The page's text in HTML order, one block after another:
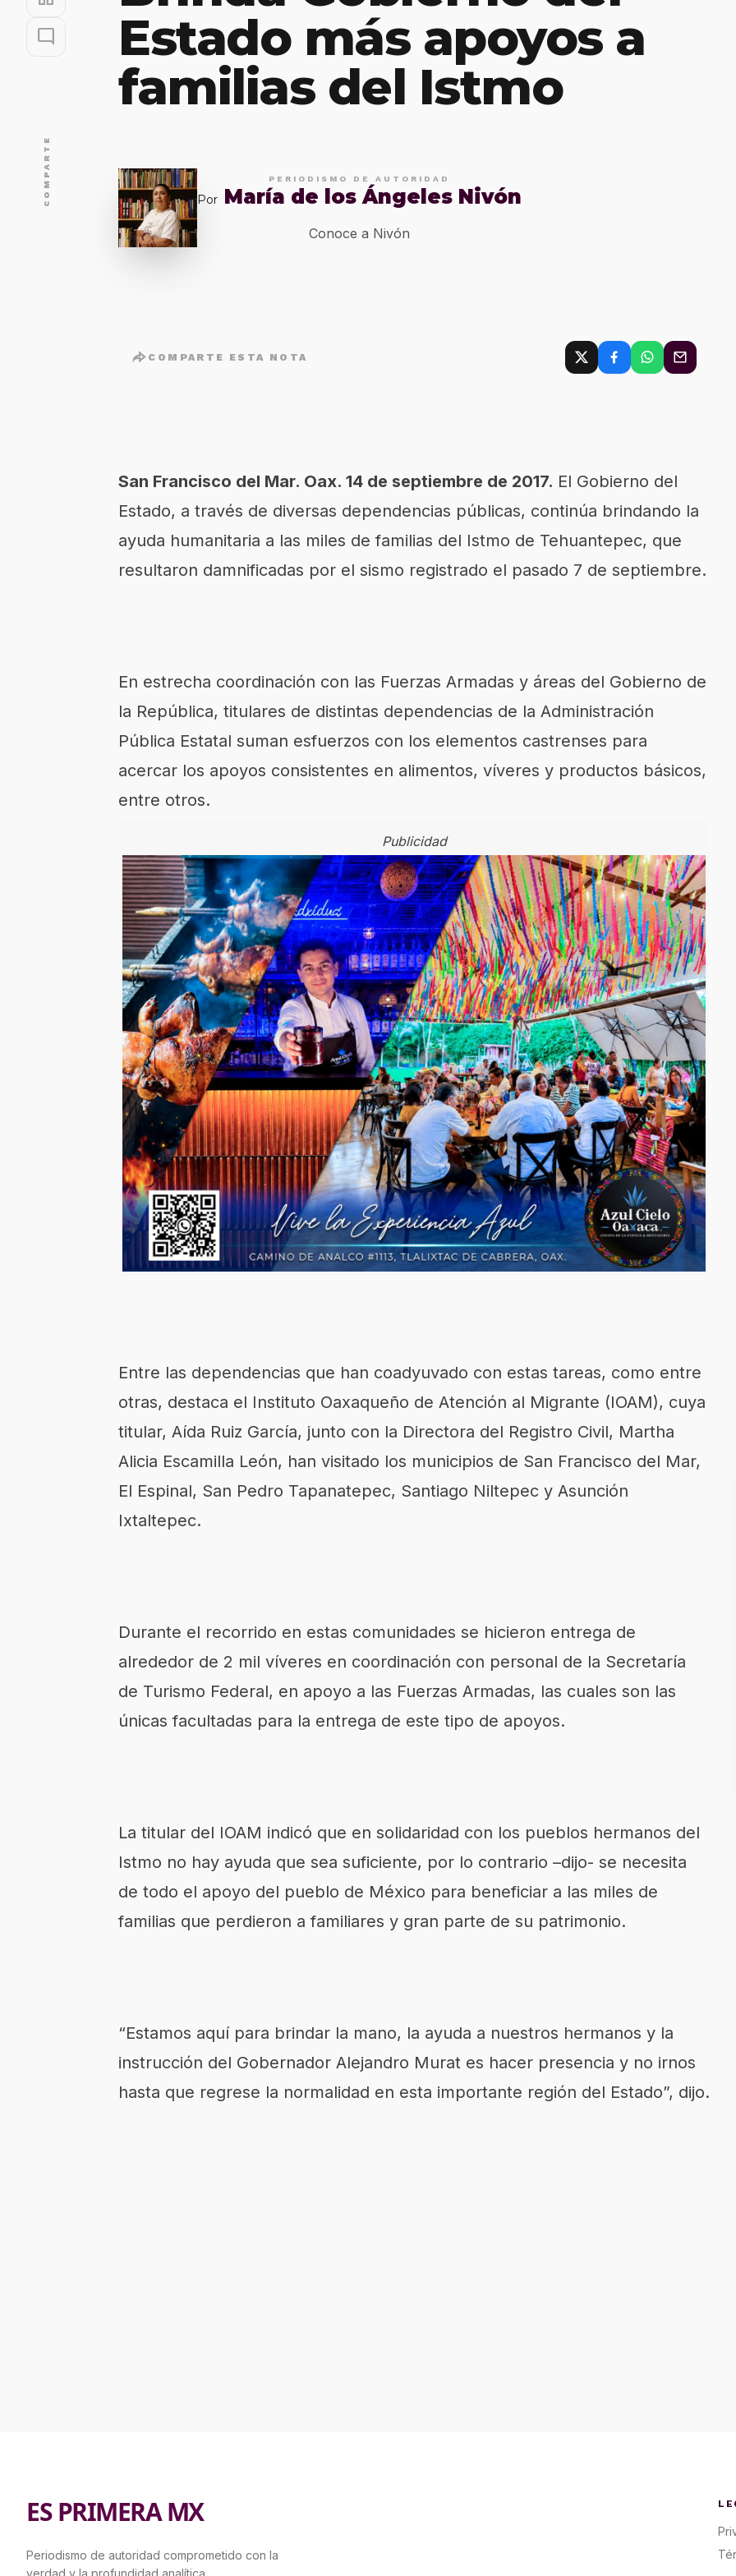
mode_comment
COMPARTE
Estado más apoyos a
familias del Istmo
PERIODISMO DE AUTORIDAD
Por María de los Ángeles Nivón
Conoce a Nivón
COMPARTE ESTA NOTA
San Francisco del Mar. Oax. 14 de septiembre de 2017. El Gobierno del
Estado, a través de diversas dependencias públicas, continúa brindando la
ayuda humanitaria a las miles de familias del Istmo de Tehuantepec, que
resultaron damnificadas por el sismo registrado el pasado 7 de septiembre.
En estrecha coordinación con las Fuerzas Armadas y áreas del Gobierno de
la República, titulares de distintas dependencias de la Administración
Pública Estatal suman esfuerzos con los elementos castrenses para
acercar los apoyos consistentes en alimentos, víveres y productos básicos,
entre otros.
Publicidad
Entre las dependencias que han coadyuvado con estas tareas, como entre
otras, destaca el Instituto Oaxaqueño de Atención al Migrante (IOAM), cuya
titular, Aída Ruiz García, junto con la Directora del Registro Civil, Martha
Alicia Escamilla León, han visitado los municipios de San Francisco del Mar,
El Espinal, San Pedro Tapanatepec, Santiago Niltepec y Asunción
Ixtaltepec.
Durante el recorrido en estas comunidades se hicieron entrega de
alrededor de 2 mil víveres en coordinación con personal de la Secretaría
de Turismo Federal, en apoyo a las Fuerzas Armadas, las cuales son las
únicas facultadas para la entrega de este tipo de apoyos.
La titular del IOAM indicó que en solidaridad con los pueblos hermanos del
Istmo no hay ayuda que sea suficiente, por lo contrario –dijo- se necesita
de todo el apoyo del pueblo de México para beneficiar a las miles de
familias que perdieron a familiares y gran parte de su patrimonio.
“Estamos aquí para brindar la mano, la ayuda a nuestros hermanos y la
instrucción del Gobernador Alejandro Murat es hacer presencia y no irnos
hasta que regrese la normalidad en esta importante región del Estado”, dijo.
ES PRIMERA MX
Periodismo de autoridad comprometido con la
verdad y la profundidad analítica.